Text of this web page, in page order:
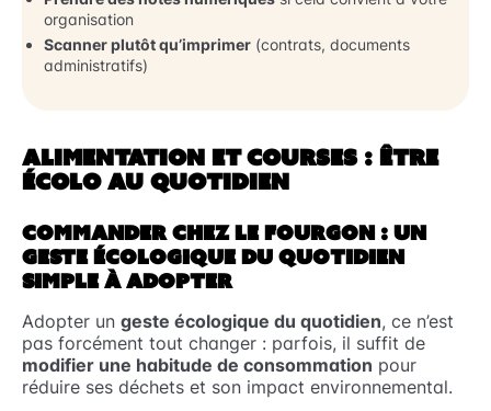
organisation
Scanner plutôt qu’imprimer (contrats, documents
administratifs)
ALIMENTATION ET COURSES : ÊTRE
ÉCOLO AU QUOTIDIEN
COMMANDER CHEZ LE FOURGON : UN
GESTE ÉCOLOGIQUE DU QUOTIDIEN
SIMPLE À ADOPTER
Adopter un geste écologique du quotidien, ce n’est
pas forcément tout changer : parfois, il suffit de
modifier une habitude de consommation pour
réduire ses déchets et son impact environnemental.